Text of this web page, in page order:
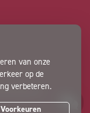
van onze
op de
verbeteren.
Voorkeuren